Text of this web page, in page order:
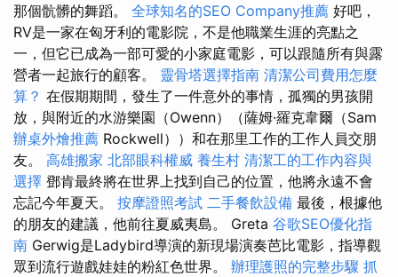
那個骯髒的舞蹈。 全球知名的SEO Company推薦 好吧，
RV是一家在匈牙利的電影院，不是他職業生涯的亮點之
一，但它已成為一部可愛的小家庭電影，可以跟隨所有與露
營者一起旅行的顧客。 靈骨塔選擇指南 清潔公司費用怎麼
算？ 在假期期間，發生了一件意外的事情，孤獨的男孩開
放，與附近的水游樂園（Owenn）（薩姆·羅克韋爾（Sam
辦桌外燴推薦 Rockwell））和在那里工作的工作人員交朋
友。 高雄搬家 北部眼科權威 養生村 清潔工的工作內容與
選擇 鄧肯最終將在世界上找到自己的位置，他將永遠不會
忘記今年夏天。 按摩證照考試 二手餐飲設備 最後，根據他
的朋友的建議，他前往夏威夷島。 Greta 谷歌SEO優化指
南 Gerwig是Ladybird導演的新現場演奏芭比電影，指導觀
眾到流行遊戲娃娃的粉紅色世界。 辦理護照的完整步驟 抓